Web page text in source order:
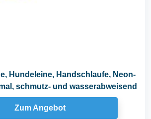
Hundeleine, Handschlaufe, Neon-
schmutz- und wasserabweisend
Zum Angebot